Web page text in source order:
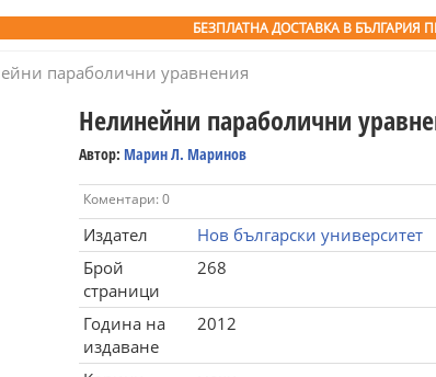
БЕЗПЛАТНА ДОСТАВКА В БЪЛГАРИЯ
параболични уравнения
Нелинейни параболични
Автор: Марин Л. Маринов
Коментари: 0
Издател
Нов български университет
Брой
страници
268
Година на
издаване
2012